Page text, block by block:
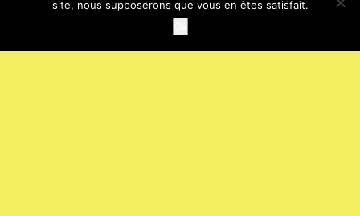
site, nous supposerons que vous en êtes satisfait.